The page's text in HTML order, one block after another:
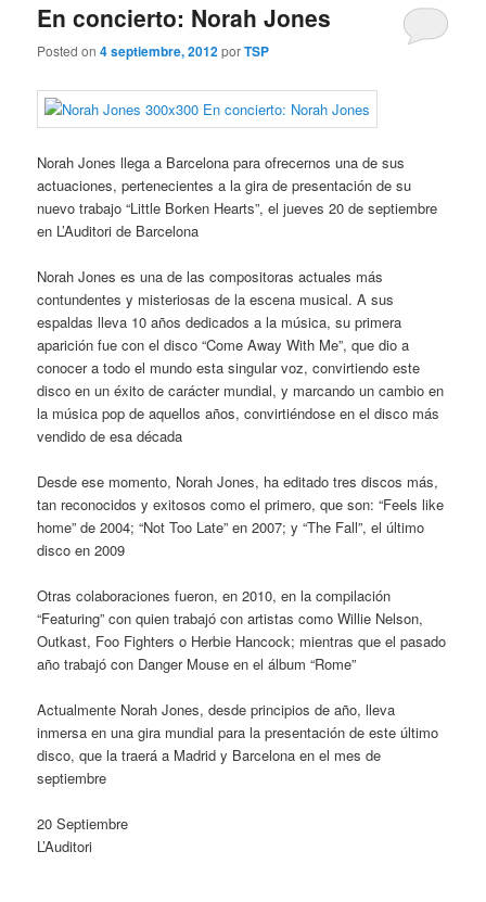
En concierto: Norah Jones
Posted on4 septiembre, 2012porTSP
Norah Jones llega a Barcelona para ofrecernos una de sus
actuaciones, pertenecientes a la gira de presentación de su
nuevo trabajo “Little Borken Hearts”, el jueves 20 de septiembre
en L’Auditori de Barcelona
Norah Jones es una de las compositoras actuales más
contundentes y misteriosas de la escena musical. A sus
espaldas lleva 10 años dedicados a la música, su primera
aparición fue con el disco “Come Away With Me”, que dio a
conocer a todo el mundo esta singular voz, convirtiendo este
disco en un éxito de carácter mundial, y marcando un cambio en
la música pop de aquellos años, convirtiéndose en el disco más
vendido de esa década
Desde ese momento, Norah Jones, ha editado tres discos más,
tan reconocidos y exitosos como el primero, que son: “Feels like
home” de 2004; “Not Too Late” en 2007; y “The Fall”, el último
disco en 2009
Otras colaboraciones fueron, en 2010, en la compilación
“Featuring” con quien trabajó con artistas como Willie Nelson,
Outkast, Foo Fighters o Herbie Hancock; mientras que el pasado
año trabajó con Danger Mouse en el álbum “Rome”
Actualmente Norah Jones, desde principios de año, lleva
inmersa en una gira mundial para la presentación de este último
disco, que la traerá a Madrid y Barcelona en el mes de
septiembre
20 Septiembre
L’Auditori